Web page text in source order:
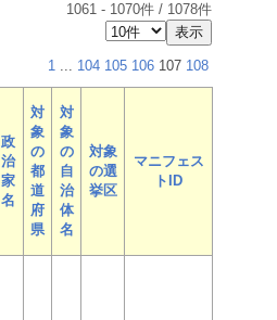
1061 - 1070件 / 1078件
1 ... 104 105 106 107 108
政
治
家
名
対
象
の
都
道
府
県
対
象
の
自
治
体
名
対象
の選
挙区
マニフェス
トID